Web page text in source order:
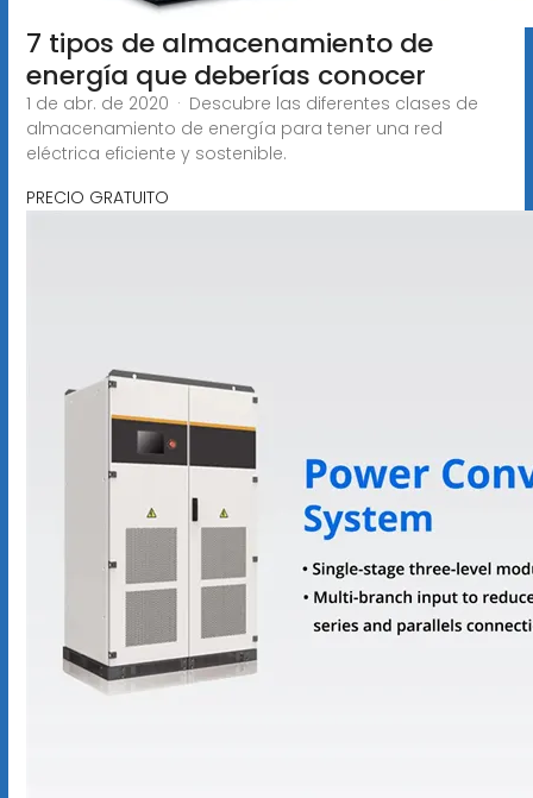
7 tipos de almacenamiento de
energía que deberías conocer
1 de abr. de 2020 · Descubre las diferentes clases de
almacenamiento de energía para tener una red
eléctrica eficiente y sostenible.
PRECIO GRATUITO